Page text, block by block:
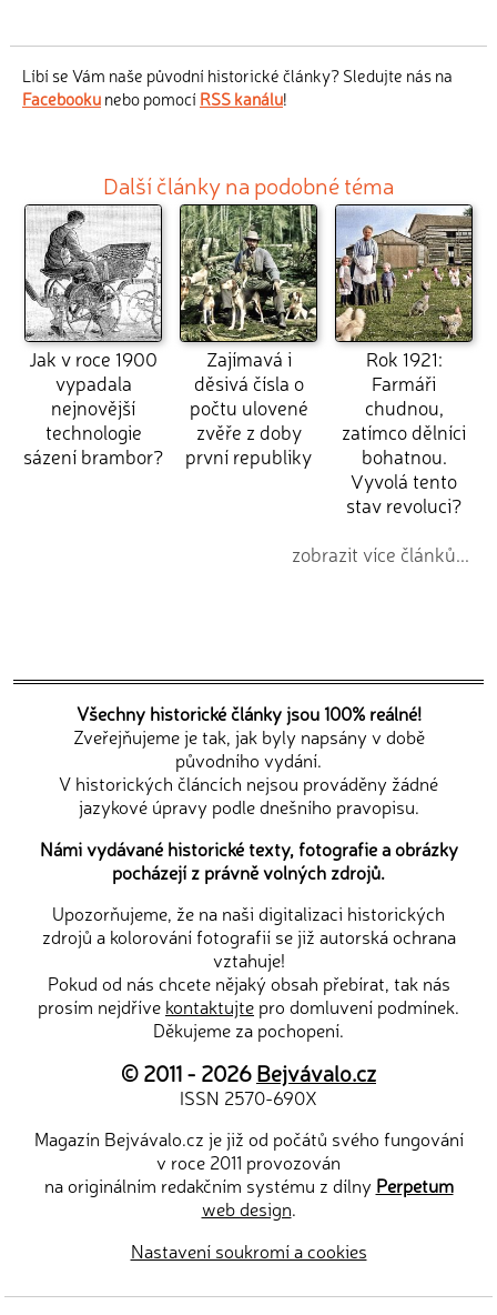
Líbí se Vám naše původní historické články? Sledujte nás na
Facebookunebo pomocí RSS kanálu!
Další články na podobné téma
Jak v roce 1900
vypadala
nejnovější
technologie
sázení brambor?
Zajímavá i
děsivá čísla o
počtu ulovené
zvěře z doby
první republiky
Rok 1921:
Farmáři
chudnou,
zatímco dělníci
bohatnou.
Vyvolá tento
stav revoluci?
zobrazit více článků...
Všechny historické články jsou 100% reálné!
Zveřejňujeme je tak, jak byly napsány v době
původního vydání.
V historických článcích nejsou prováděny žádné
jazykové úpravy podle dnešního pravopisu.
Námi vydávané historické texty, fotografie a obrázky
pocházejí z právně volných zdrojů.
Upozorňujeme, že na naši digitalizaci historických
zdrojů a kolorování fotografií se již autorská ochrana
vztahuje!
Pokud od nás chcete nějaký obsah přebírat, tak nás
prosím nejdříve kontaktujte pro domluvení podmínek.
Děkujeme za pochopení.
© 2011 - 2026Bejvávalo.cz
ISSN 2570-690X
Magazín Bejvávalo.cz je již od počátů svého fungování
v roce 2011 provozován
na originálním redakčním systému z dílny Perpetum
web design.
Nastavení soukromí a cookies